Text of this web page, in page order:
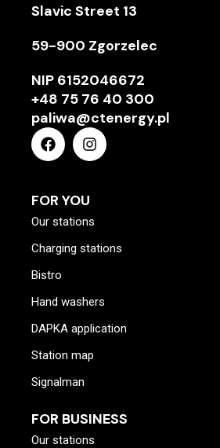
Slavic Street 13
59-900 Zgorzelec
NIP 6152046672
+48 75 76 40 300
paliwa@ctenergy.pl
FOR YOU
Our stations
Charging stations
Bistro
Hand washers
DAPKA application
Station map
Signalman
FOR BUSINESS
Our stations